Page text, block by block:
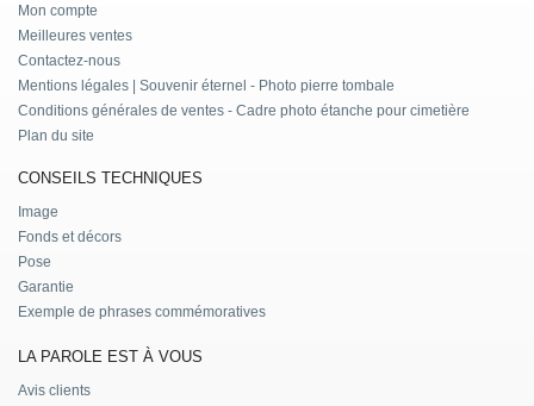
Mon compte
Meilleures ventes
Contactez-nous
Mentions légales | Souvenir éternel - Photo pierre tombale
Conditions générales de ventes - Cadre photo étanche pour cimetière
Plan du site
CONSEILS TECHNIQUES
Image
Fonds et décors
Pose
Garantie
Exemple de phrases commémoratives
LA PAROLE EST À VOUS
Avis clients